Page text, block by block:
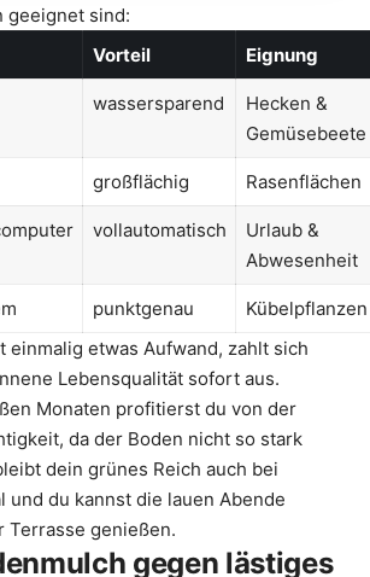
geeignet sind:
Vorteil Eignung
wassersparend
Hecken &
Gemüsebeete
großflächig Rasenflächen
vollautomatisch
Urlaub &
Abwesenheit
punktgenau
Kübelpflanzen
einmalig etwas Aufwand, zahlt sich
Lebensqualität sofort aus.
Monaten profitierst du von der
da der Boden nicht so stark
dein grünes Reich auch bei
und du kannst die lauen Abende
Terrasse genießen.
gegen lästiges